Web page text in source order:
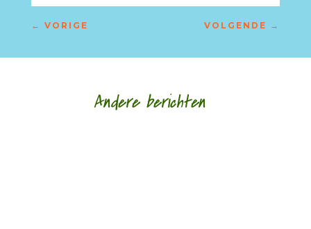
← VORIGE VOLGENDE →
Andere berichten